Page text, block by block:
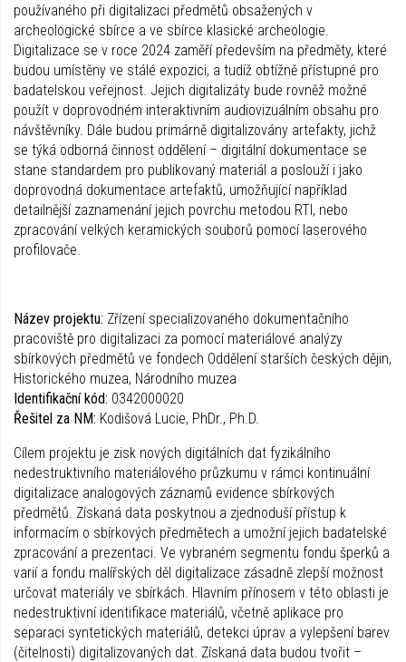
používaného při digitalizaci předmětů obsažených v
archeologické sbírce a ve sbírce klasické archeologie.
Digitalizace se v roce 2024 zaměří především na předměty, které
budou umístěny ve stálé expozici, a tudíž obtížně přístupné pro
badatelskou veřejnost. Jejich digitalizáty bude rovněž možné
použít v doprovodném interaktivním audiovizuálním obsahu pro
návštěvníky. Dále budou primárně digitalizovány artefakty, jichž
se týká odborná činnost oddělení – digitální dokumentace se
stane standardem pro publikovaný materiál a poslouží i jako
doprovodná dokumentace artefaktů, umožňující například
detailnější zaznamenání jejich povrchu metodou RTI, nebo
zpracování velkých keramických souborů pomocí laserového
profilovače.
Název projektu: Zřízení specializovaného dokumentačního
pracoviště pro digitalizaci za pomocí materiálové analýzy
sbírkových předmětů ve fondech Oddělení starších českých dějin,
Historického muzea, Národního muzea
Identifikační kód: 0342000020
Řešitel za NM: Kodišová Lucie, PhDr., Ph.D.
Cílem projektu je zisk nových digitálních dat fyzikálního
nedestruktivního materiálového průzkumu v rámci kontinuální
digitalizace analogových záznamů evidence sbírkových
předmětů. Získaná data poskytnou a zjednoduší přístup k
informacím o sbírkových předmětech a umožní jejich badatelské
zpracování a prezentaci. Ve vybraném segmentu fondu šperků a
varií a fondu malířských děl digitalizace zásadně zlepší možnost
určovat materiály ve sbírkách. Hlavním přínosem v této oblasti je
nedestruktivní identifikace materiálů, včetně aplikace pro
separaci syntetických materiálů, detekci úprav a vylepšení barev
(čitelnosti) digitalizovaných dat. Získaná data budou tvořit –